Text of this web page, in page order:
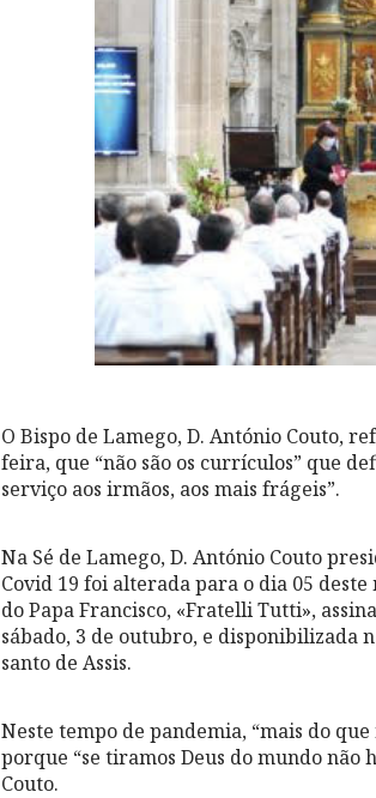
O Bispo de Lamego, D. António Couto,
feira, que “não são os currículos” que
serviço aos irmãos, aos mais frágeis”.
Na Sé de Lamego, D. António Couto
Covid 19 foi alterada para o dia 05
do Papa Francisco, «Fratelli Tutti»,
sábado, 3 de outubro, e disponibilizada
santo de Assis.
Neste tempo de pandemia, “mais do
porque “se tiramos Deus do mundo
Couto.